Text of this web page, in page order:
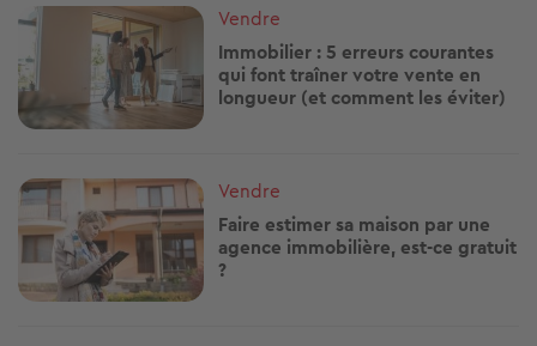
Image
Vendre
Immobilier : 5 erreurs courantes
qui font traîner votre vente en
longueur (et comment les éviter)
Image
Vendre
Faire estimer sa maison par une
agence immobilière, est-ce gratuit
?